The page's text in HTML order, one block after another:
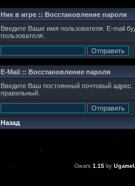
Ник в игре :: Восстановление пароля
Введите Ваше имя пользователя. E-mail
пользователя.
E-Mail :: Восстановление пароля
Введите Ваш постоянный почтовый
правильный.
Назад
Owars 1.1S by